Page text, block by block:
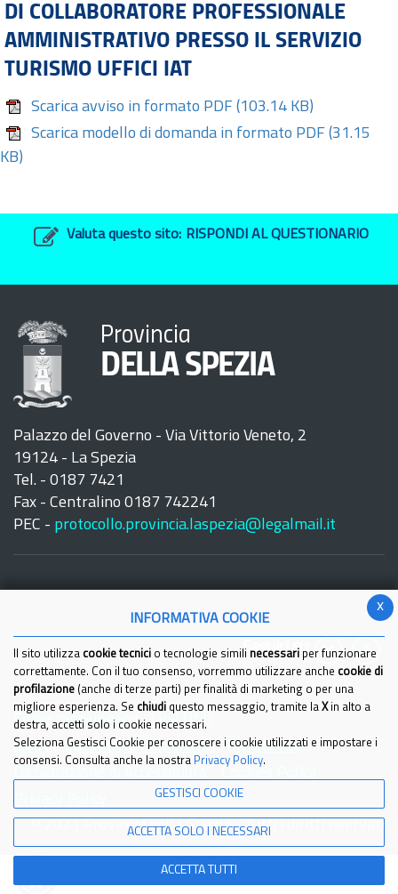
DI COLLABORATORE PROFESSIONALE
AMMINISTRATIVO PRESSO IL SERVIZIO
TURISMO UFFICI IAT
Scarica avviso in formato PDF (103.14 KB)
Scarica modello di domanda in formato PDF (31.15
KB)
Valuta questo sito: RISPONDI AL QUESTIONARIO
Provincia
DELLA SPEZIA
Palazzo del Governo - Via Vittorio Veneto, 2
19124 - La Spezia
Tel. - 0187 7421
Fax - Centralino 0187 742241
PEC - protocollo.provincia.laspezia@legalmail.it
Seguici su:
Come raggiungerci
Link Utili
IBAN e pagamenti informatici
Partita Iva
© 2021 Provincia della Spezia - Tutti i diritti riservati
x
INFORMATIVA COOKIE
Il sito utilizza cookie tecnici o tecnologie simili necessari per funzionare
correttamente. Con il tuo consenso, vorremmo utilizzare anche cookie di
profilazione (anche di terze parti) per finalità di marketing o per una
migliore esperienza. Se chiudi questo messaggio, tramite la Xin alto a
destra, accetti solo i cookie necessari.
Seleziona Gestisci Cookie per conoscere i cookie utilizzati e impostare i
consensi. Consulta anche la nostra Privacy Policy.
GESTISCI COOKIE
ACCETTA SOLO I NECESSARI
ACCETTA TUTTI